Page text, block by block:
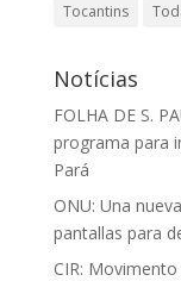
Tocantins
Notícias
FOLHA DE S.
programa para
Pará
ONU: Una
pantallas para
CIR: